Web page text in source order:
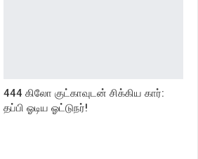
444 கிலோ குட்காவுடன் சிக்கிய கார்:
தப்பி ஓடிய ஓட்டுநர்!